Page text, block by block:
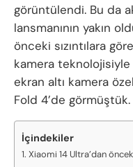
görüntülendi. Bu da
lansmanının yakın
önceki sızıntılara göre
kamera
ekran altı kamera
Fold 4’de görmüştük.
İçindekiler
Xiaomi 14 Ultra’dan